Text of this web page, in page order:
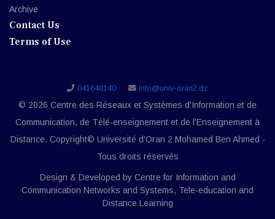
Archive
Contact Us
Terms of Use
041648140 info@univ-oran2.dz
© 2026 Centre des Réseaux et Systèmes d'Information et de
Communication, de Télé-enseignement et de l'Enseignement à
Distance. Copyright© Université d'Oran 2 Mohamed Ben Ahmed -
Tous droits réservés
Design & Developed by Centre for Information and
Communication Networks and Systems, Tele-education and
Distance Learning